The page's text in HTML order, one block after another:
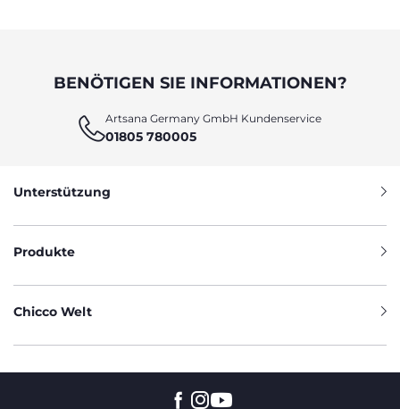
BENÖTIGEN SIE INFORMATIONEN?
Artsana Germany GmbH Kundenservice
01805 780005
Unterstützung
Produkte
Chicco Welt